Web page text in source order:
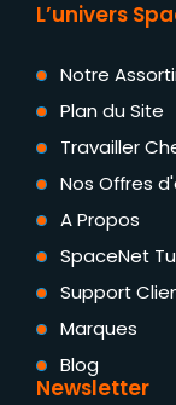
L’univers
Notre
Plan du Site
Travailler
Nos Offres
A Propos
SpaceNet
Support
Marques
Blog
Newsletter